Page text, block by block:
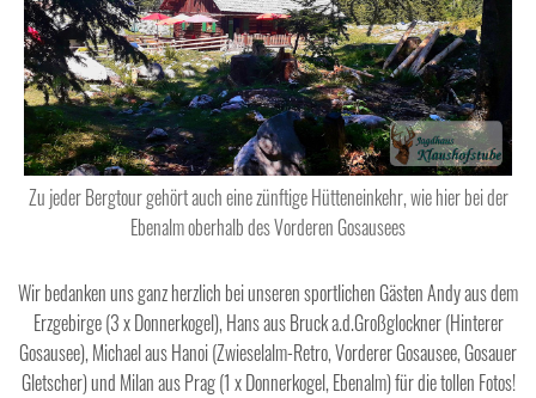
Zu jeder Bergtour gehört auch eine zünftige Hütteneinkehr, wie hier bei der
Ebenalm oberhalb des Vorderen Gosausees
Wir bedanken uns ganz herzlich bei unseren sportlichen Gästen Andy aus dem
Erzgebirge (3 x Donnerkogel), Hans ausBruck a.d.Großglockner (Hinterer
Gosausee), Michael aus Hanoi (Zwieselalm-Retro, Vorderer Gosausee, Gosauer
Gletscher) und Milan aus Prag (1 x Donnerkogel, Ebenalm) für die tollen Fotos!